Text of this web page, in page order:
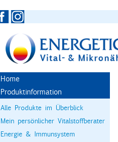
Home
Produktinformation
Alle Produkte im Überblick
Mein persönlicher Vitalstoffberater
Energie & Immunsystem